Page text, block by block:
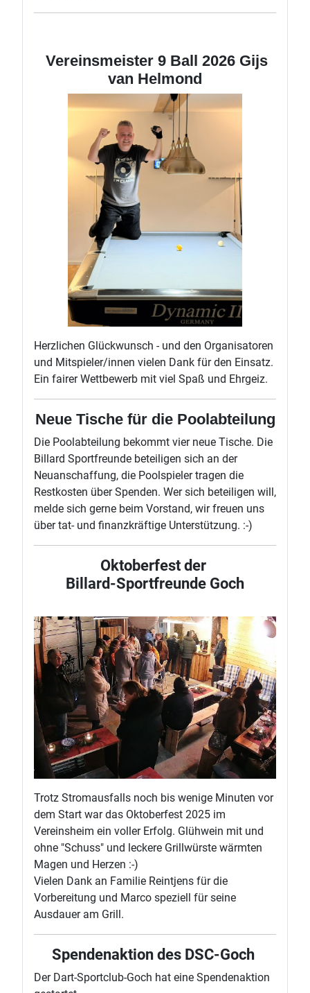
Vereinsmeister 9 Ball 2026 Gijs
van Helmond
Herzlichen Glückwunsch - und den Organisatoren
und Mitspieler/innen vielen Dank für den Einsatz.
Ein fairer Wettbewerb mit viel Spaß und Ehrgeiz.
Neue Tische für die Poolabteilung
Die Poolabteilung bekommt vier neue Tische. Die
Billard Sportfreunde beteiligen sich an der
Neuanschaffung, die Poolspieler tragen die
Restkosten über Spenden. Wer sich beteiligen will,
melde sich gerne beim Vorstand, wir freuen uns
über tat- und finanzkräftige Unterstützung. :-)
Oktoberfest der
Billard-Sportfreunde Goch
Trotz Stromausfalls noch bis wenige Minuten vor
dem Start war das Oktoberfest 2025 im
Vereinsheim ein voller Erfolg. Glühwein mit und
ohne "Schuss" und leckere Grillwürste wärmten
Magen und Herzen :-)
Vielen Dank an Familie Reintjens für die
Vorbereitung und Marco speziell für seine
Ausdauer am Grill.
Spendenaktion des DSC-Goch
Der Dart-Sportclub-Goch hat eine Spendenaktion